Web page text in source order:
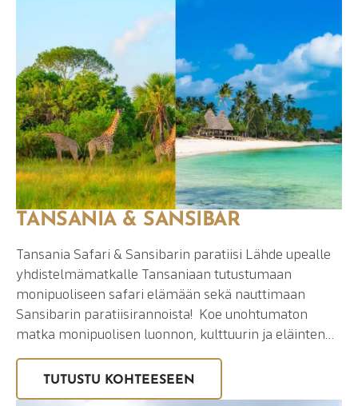
TANSANIA & SANSIBAR
Tansania Safari & Sansibarin paratiisi Lähde upealle
yhdistelmämatkalle Tansaniaan tutustumaan
monipuoliseen safari elämään sekä nauttimaan
Sansibarin paratiisirannoista! Koe unohtumaton
matka monipuolisen luonnon, kulttuurin ja eläinten…
TUTUSTU KOHTEESEEN